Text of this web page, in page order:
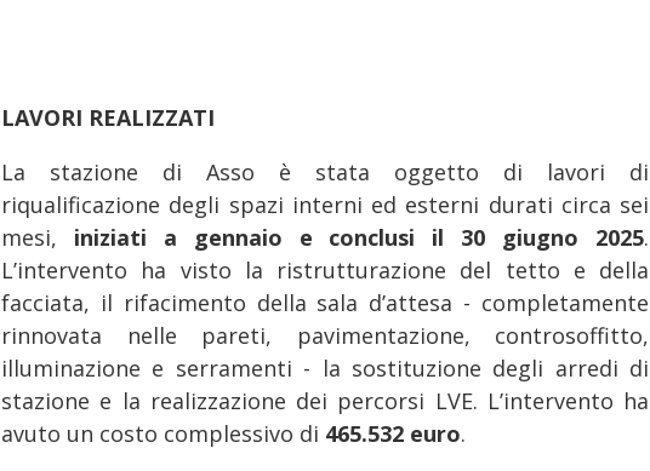
LAVORI REALIZZATI
La stazione di Asso è stata oggetto di lavori di
riqualificazione degli spazi interni ed esterni durati circa sei
mesi, iniziati a gennaio e conclusi il 30 giugno 2025.
L’intervento ha visto la ristrutturazione del tetto e della
facciata, il rifacimento della sala d’attesa - completamente
rinnovata nelle pareti, pavimentazione, controsoffitto,
illuminazione e serramenti - la sostituzione degli arredi di
stazione e la realizzazione dei percorsi LVE. L’intervento ha
avuto un costo complessivo di 465.532 euro.